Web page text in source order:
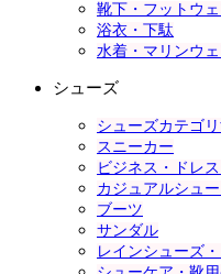
靴下・フットウ
浴衣・下駄
水着・マリンウ
シューズ
シューズカテゴ
スニーカー
ビジネス・ドレ
カジュアルシュ
ブーツ
サンダル
レインシューズ